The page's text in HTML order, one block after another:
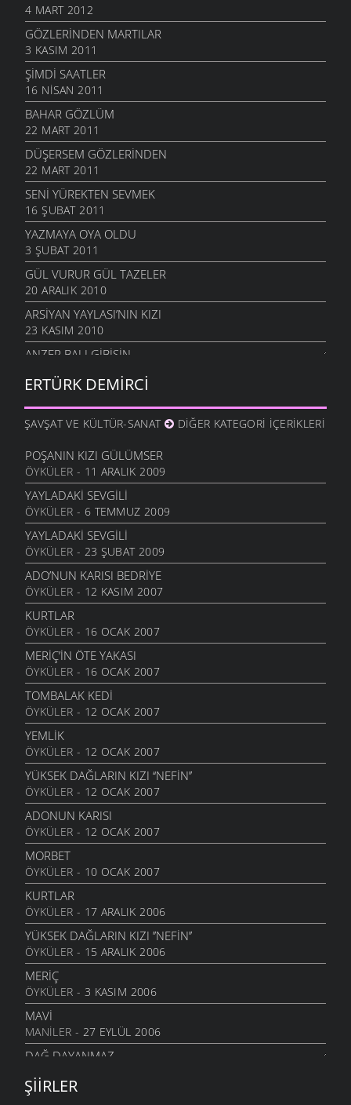
4 MART 2012
GÖZLERINDEN MARTILAR
3 KASIM 2011
ŞIMDI SAATLER
16 NISAN 2011
BAHAR GÖZLÜM
22 MART 2011
DÜŞERSEM GÖZLERINDEN
22 MART 2011
SENI YÜREKTEN SEVMEK
16 ŞUBAT 2011
YAZMAYA OYA OLDU
3 ŞUBAT 2011
GÜL VURUR GÜL TAZELER
20 ARALIK 2010
ARSIYAN YAYLASI’NIN KIZI
23 KASIM 2010
ANZER BALI GIBISIN
SEVERIM İSTANBULU
14 EKIM 2010
GÖZLER SESSIZ AĞLADI
10 EKIM 2010
İÇIMDE SAKLIYORUM
29 EYLÜL 2010
SENSIZIM ŞIMDI
23 EYLÜL 2010
HAYALIN
20 AĞUSTOS 2010
DIRHEM DIRHEM
22 TEMMUZ 2010
GEZELIM SAHILI
28 HAZIRAN 2010
SEN VARSIN BU ŞEHIRDE
10 HAZIRAN 2010
SEVDANIN PANAYIRI
23 MAYIS 2010
BITMEZ BU AĞLAYIŞLAR
7 MAYIS 2010
NAZAR BONCUĞU GIBI
25 NISAN 2010
YALANMIŞ
10 NISAN 2010
İNADINA YAŞAMAK
30 MART 2010
GERIYE DÖNMEDIN KI
21 MART 2010
ŞAVŞAT YOLUNDA
10 MART 2010
İSTANBUL GÜZELI
10 MART 2010
SAZLAR SUSTU
4 MART 2010
GIDIYORSUN
23 ŞUBAT 2010
ERTÜRK DEMIRCI
ŞAVŞAT VE KÜLTÜR-SANAT DIĞER KATEGORI İÇERIKLERI
POŞANIN KIZI GÜLÜMSER
ÖYKÜLER - 11 ARALIK 2009
YAYLADAKI SEVGILI
ÖYKÜLER - 6 TEMMUZ 2009
YAYLADAKI SEVGILI
ÖYKÜLER - 23 ŞUBAT 2009
ADO’NUN KARISI BEDRIYE
ÖYKÜLER - 12 KASIM 2007
KURTLAR
ÖYKÜLER - 16 OCAK 2007
MERİÇ’İN ÖTE YAKASI
ÖYKÜLER - 16 OCAK 2007
TOMBALAK KEDİ
ÖYKÜLER - 12 OCAK 2007
YEMLİK
ÖYKÜLER - 12 OCAK 2007
YÜKSEK DAĞLARIN KIZI ‘‘NEFİN’’
ÖYKÜLER - 12 OCAK 2007
ADONUN KARISI
ÖYKÜLER - 12 OCAK 2007
MORBET
ÖYKÜLER - 10 OCAK 2007
KURTLAR
ÖYKÜLER - 17 ARALIK 2006
YÜKSEK DAĞLARIN KIZI ’’NEFIN’’
ÖYKÜLER - 15 ARALIK 2006
MERIÇ
ÖYKÜLER - 3 KASIM 2006
MAVI
MANILER - 27 EYLÜL 2006
DAĞ DAYANMAZ
KALEDEN INIŞ OLMAZ
ŞIIRLER